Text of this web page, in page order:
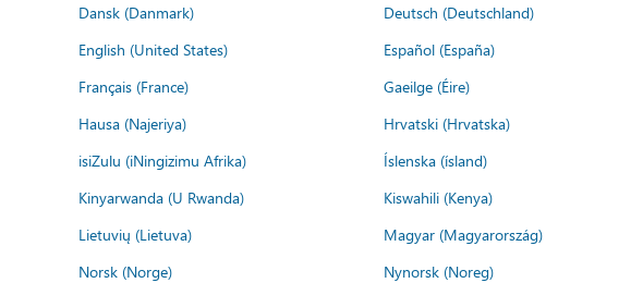
Dansk (Danmark)
Deutsch (Deutschland)
English (United States)
Español (España)
Français (France)
Gaeilge (Éire)
Hausa (Najeriya)
Hrvatski (Hrvatska)
isiZulu (iNingizimu Afrika)
Íslenska (ísland)
Kinyarwanda (U Rwanda)
Kiswahili (Kenya)
Lietuvių (Lietuva)
Magyar (Magyarország)
Norsk (Norge)
Nynorsk (Noreg)